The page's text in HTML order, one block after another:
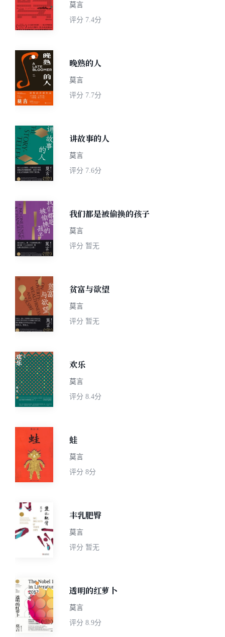
莫言
评分 7.4分
晚熟的人
莫言
评分 7.7分
讲故事的人
莫言
评分 7.6分
我们都是被偷换的孩子
莫言
评分 暂无
贫富与欲望
莫言
评分 暂无
欢乐
莫言
评分 8.4分
蛙
莫言
评分 8分
丰乳肥臀
莫言
评分 暂无
透明的红萝卜
莫言
评分 8.9分